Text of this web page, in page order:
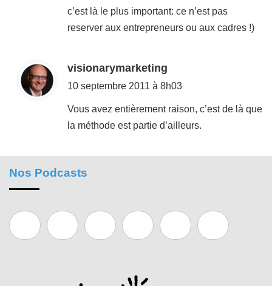
c’est là le plus important: ce n’est pas
reserver aux entrepreneurs ou aux cadres !)
visionarymarketing
i
10 septembre 2011 à 8h03
Vous avez entièrement raison, c’est de là que
la méthode est partie d’ailleurs.
Nos Podcasts